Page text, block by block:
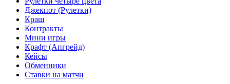
Джекпот (Рулетки)
Краш
Контракты
Мини игры
Крафт (Апгрейд)
Кейсы
Обменники
Ставки на матчи